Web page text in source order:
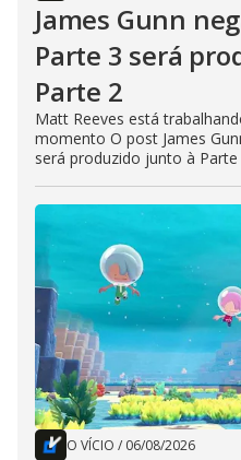
James Gunn
Parte 3 será
Parte 2
Matt Reeves está
momento O post James
será produzido junto à Parte
O VÍCIO / 06/08/2026